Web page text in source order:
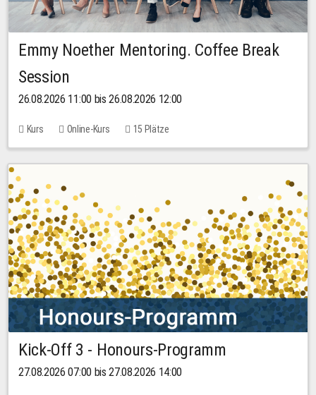
Emmy Noether Mentoring. Coffee Break
Session
26.08.2026 11:00 bis 26.08.2026 12:00
Kurs Online-Kurs 15 Plätze
Kick-Off 3 - Honours-Programm
27.08.2026 07:00 bis 27.08.2026 14:00